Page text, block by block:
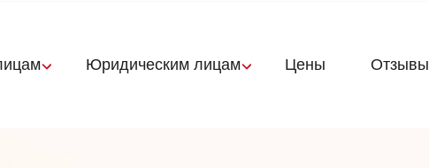
Юридическим лицам Цены Отзывы